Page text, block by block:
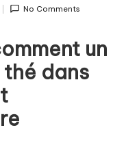
No Comments
un
dans